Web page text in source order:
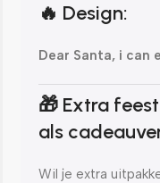
🔥 Design:
Dear Santa, i can
🎁 Extra
als
Wil je extra